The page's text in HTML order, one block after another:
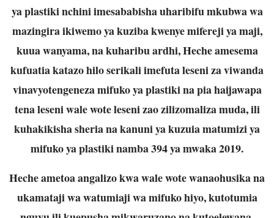
ya plastiki nchini imesababishauharibifu mkubwa wa
mazingira ikiwemo ya kuziba kwenye mifereji ya maji,
kuuawanyama, na kuharibu ardhi, Heche amesema
kufuatia katazo hilo serikali imefutaleseni za viwanda
vinavyotengeneza mifuko ya plastiki na pia haijawapa
tena leseniwale wote leseni zao zilizomaliza muda, ili
kuhakikisha sheria na kanuni ya kuzuiamatumizi ya
mifuko ya plastiki namba 394 ya mwaka 2019.
Heche ametoa angalizo kwa wale wote wanaohusika na
ukamataji wa watumiaji wamifuko hiyo, kutotumia